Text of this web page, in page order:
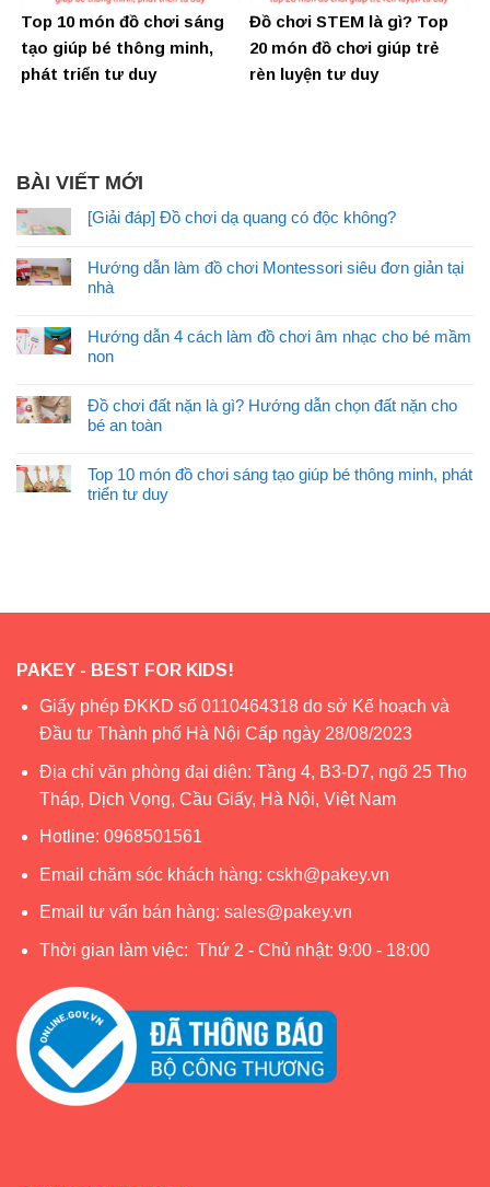
Top 10 món đồ chơi sáng
tạo giúp bé thông minh,
phát triển tư duy
Đồ chơi STEM là gì? Top
20 món đồ chơi giúp trẻ
rèn luyện tư duy
BÀI VIẾT MỚI
[Giải đáp] Đồ chơi dạ quang có độc không?
Hướng dẫn làm đồ chơi Montessori siêu đơn giản tại
nhà
Hướng dẫn 4 cách làm đồ chơi âm nhạc cho bé mầm
non
Đồ chơi đất nặn là gì? Hướng dẫn chọn đất nặn cho
bé an toàn
Top 10 món đồ chơi sáng tạo giúp bé thông minh, phát
triển tư duy
PAKEY - BEST FOR KIDS!
Giấy phép ĐKKD số 0110464318 do sở Kế hoạch và
Đầu tư Thành phố Hà Nội Cấp ngày 28/08/2023
Địa chỉ văn phòng đại diện: Tầng 4, B3-D7, ngõ 25 Thọ
Tháp, Dịch Vọng, Cầu Giấy, Hà Nội, Việt Nam
Hotline: 0968501561
Email chăm sóc khách hàng: cskh@pakey.vn
Email tư vấn bán hàng: sales@pakey.vn
Thời gian làm việc: Thứ 2 - Chủ nhật: 9:00 - 18:00